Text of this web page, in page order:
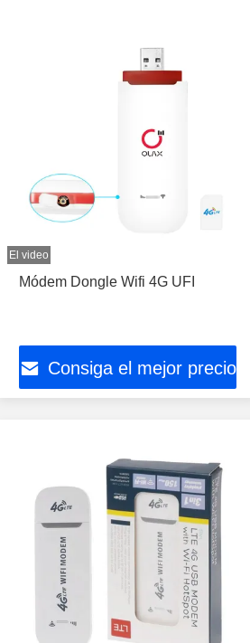
El video
Módem Dongle Wifi 4G UFI
Consiga el mejor precio